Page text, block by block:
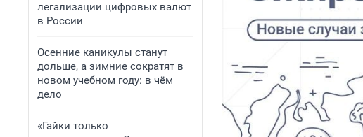
легализации цифровых валют
в России
Осенние каникулы станут
дольше, а зимние сократят в
новом учебном году: в чём
дело
«Гайки только